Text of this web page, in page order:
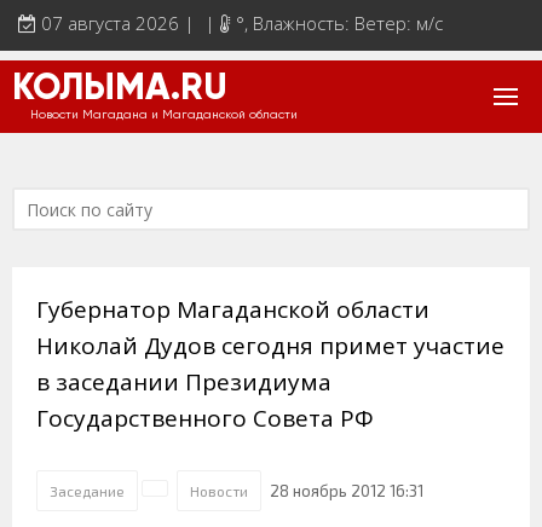
07 августа 2026 | | °, Влажность: Ветер: м/с
КОЛЫМА.RU
Новости Магадана и Магаданской области
Губернатор Магаданской области
Николай Дудов сегодня примет участие
в заседании Президиума
Государственного Совета РФ
Заседание Новости 28 ноябрь 2012 16:31